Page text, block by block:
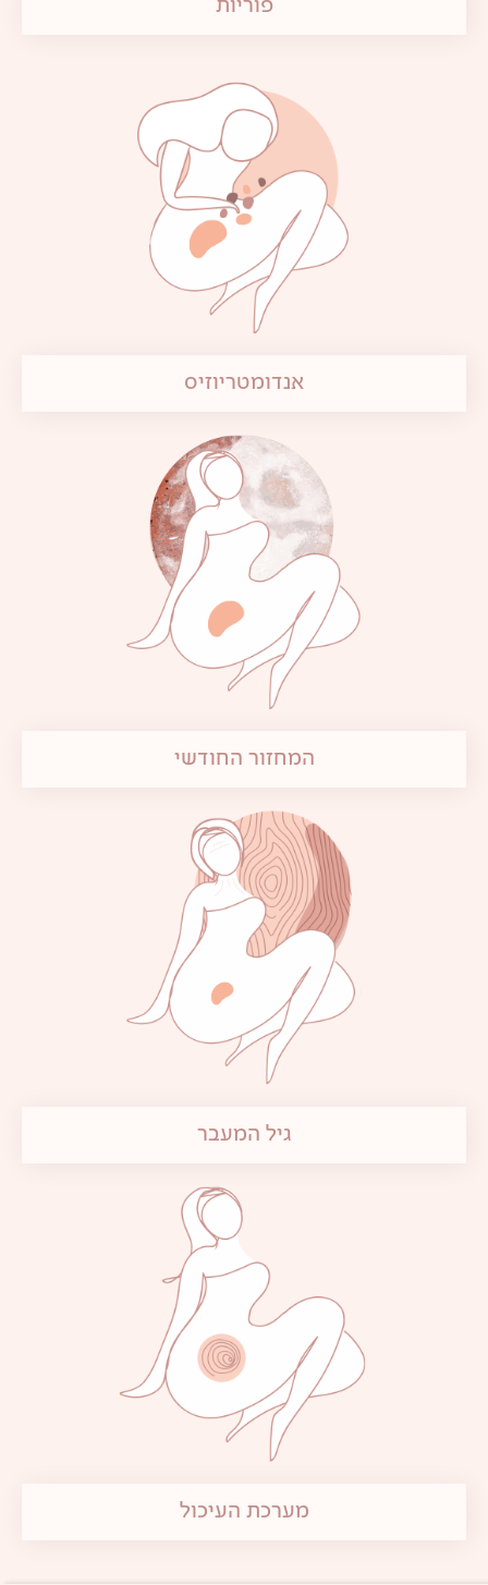
פוריות
אנדומטריוזיס
המחזור החודשי
גיל המעבר
מערכת העיכול